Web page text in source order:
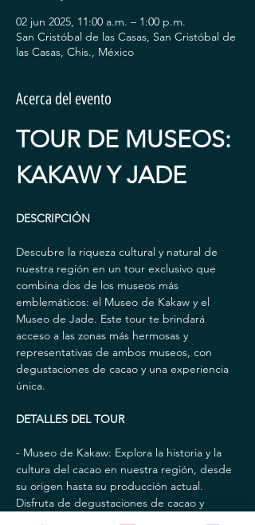
02 jun 2025, 11:00 a.m. – 1:00 p.m.
San Cristóbal de las Casas, San Cristóbal de
las Casas, Chis., México
Acerca del evento
TOUR DE MUSEOS:
KAKAW Y JADE
DESCRIPCIÓN
Descubre la riqueza cultural y natural de
nuestra región en un tour exclusivo que
combina dos de los museos más
emblemáticos: el Museo de Kakaw y el
Museo de Jade. Este tour te brindará
acceso a las zonas más hermosas y
representativas de ambos museos, con
degustaciones de cacao y una experiencia
única.
DETALLES DEL TOUR
- Museo de Kakaw: Explora la historia y la
cultura del cacao en nuestra región, desde
su origen hasta su producción actual.
Disfruta de degustaciones de cacao y